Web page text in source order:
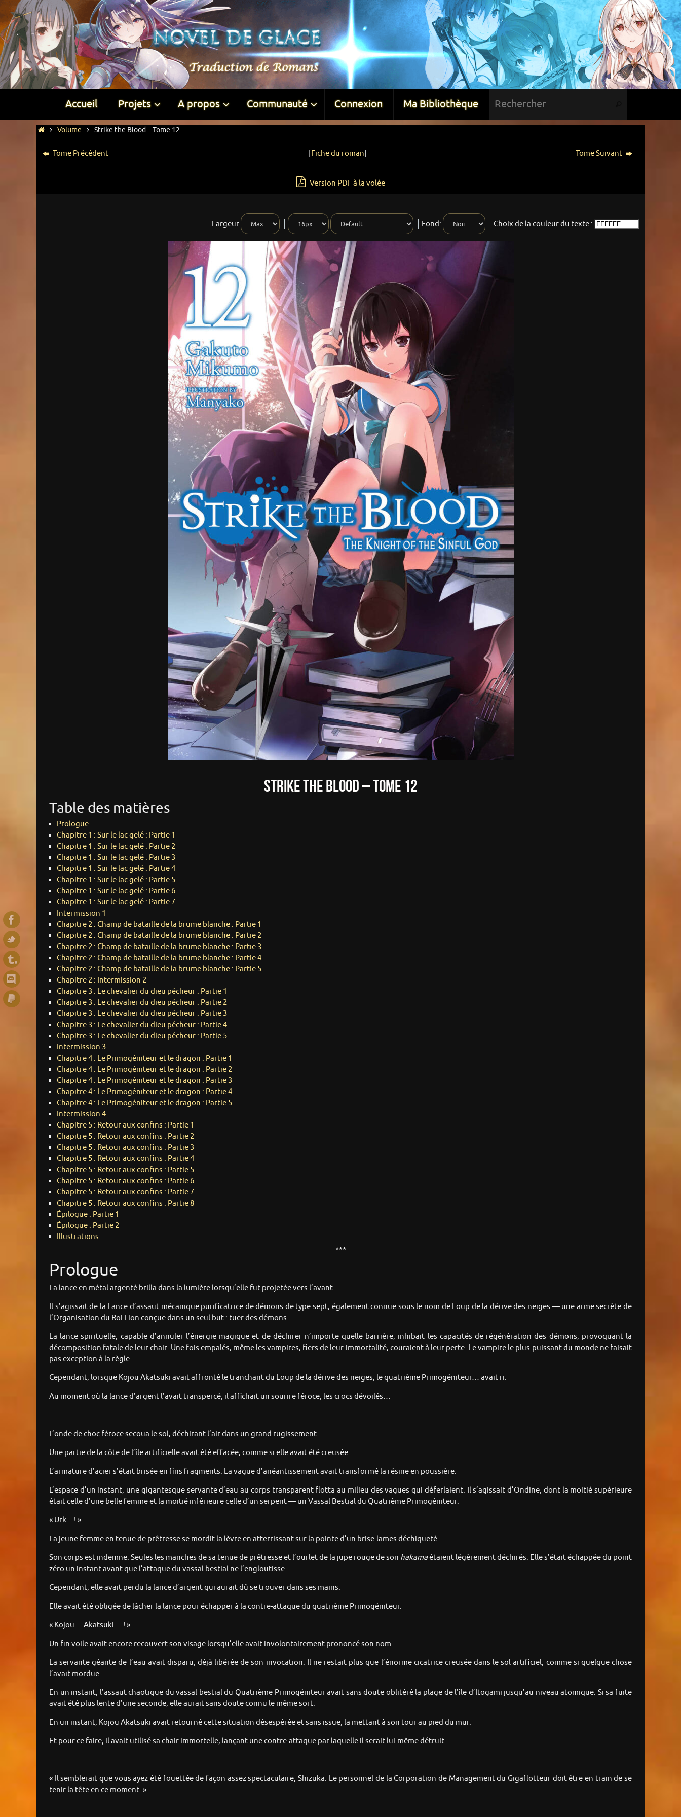
Accueil Projets A propos Communauté Connexion Ma Bibliothèque
Volume Strike the Blood – Tome 12
Tome Précédent [Fiche du roman] Tome Suivant
Version PDF à la volée
Largeur Fond: Choix de la couleur du texte :
Strike the Blood – Tome 12
Table des matières
Prologue
Chapitre 1 : Sur le lac gelé : Partie 1
Chapitre 1 : Sur le lac gelé : Partie 2
Chapitre 1 : Sur le lac gelé : Partie 3
Chapitre 1 : Sur le lac gelé : Partie 4
Chapitre 1 : Sur le lac gelé : Partie 5
Chapitre 1 : Sur le lac gelé : Partie 6
Chapitre 1 : Sur le lac gelé : Partie 7
Intermission 1
Chapitre 2 : Champ de bataille de la brume blanche : Partie 1
Chapitre 2 : Champ de bataille de la brume blanche : Partie 2
Chapitre 2 : Champ de bataille de la brume blanche : Partie 3
Chapitre 2 : Champ de bataille de la brume blanche : Partie 4
Chapitre 2 : Champ de bataille de la brume blanche : Partie 5
Chapitre 2 : Intermission 2
Chapitre 3 : Le chevalier du dieu pécheur : Partie 1
Chapitre 3 : Le chevalier du dieu pécheur : Partie 2
Chapitre 3 : Le chevalier du dieu pécheur : Partie 3
Chapitre 3 : Le chevalier du dieu pécheur : Partie 4
Chapitre 3 : Le chevalier du dieu pécheur : Partie 5
Intermission 3
Chapitre 4 : Le Primogéniteur et le dragon : Partie 1
Chapitre 4 : Le Primogéniteur et le dragon : Partie 2
Chapitre 4 : Le Primogéniteur et le dragon : Partie 3
Chapitre 4 : Le Primogéniteur et le dragon : Partie 4
Chapitre 4 : Le Primogéniteur et le dragon : Partie 5
Intermission 4
Chapitre 5 : Retour aux confins : Partie 1
Chapitre 5 : Retour aux confins : Partie 2
Chapitre 5 : Retour aux confins : Partie 3
Chapitre 5 : Retour aux confins : Partie 4
Chapitre 5 : Retour aux confins : Partie 5
Chapitre 5 : Retour aux confins : Partie 6
Chapitre 5 : Retour aux confins : Partie 7
Chapitre 5 : Retour aux confins : Partie 8
Épilogue : Partie 1
Épilogue : Partie 2
Illustrations
***
Prologue
La lance en métal argenté brilla dans la lumière lorsqu’elle fut projetée vers l’avant.
Il s’agissait de la Lance d’assaut mécanique purificatrice de démons de type sept, également connue sous le nom de Loup de la dérive des neiges — une arme secrète de
l’Organisation du Roi Lion conçue dans un seul but : tuer des démons.
La lance spirituelle, capable d’annuler l’énergie magique et de déchirer n’importe quelle barrière, inhibait les capacités de régénération des démons, provoquant la
décomposition fatale de leur chair. Une fois empalés, même les vampires, fiers de leur immortalité, couraient à leur perte. Le vampire le plus puissant du monde ne faisait
pas exception à la règle.
Cependant, lorsque Kojou Akatsuki avait affronté le tranchant du Loup de la dérive des neiges, le quatrième Primogéniteur… avait ri.
Au moment où la lance d’argent l’avait transpercé, il affichait un sourire féroce, les crocs dévoilés…
L’onde de choc féroce secoua le sol, déchirant l’air dans un grand rugissement.
Une partie de la côte de l’île artificielle avait été effacée, comme si elle avait été creusée.
L’armature d’acier s’était brisée en fins fragments. La vague d’anéantissement avait transformé la résine en poussière.
L’espace d’un instant, une gigantesque servante d’eau au corps transparent flotta au milieu des vagues qui déferlaient. Il s’agissait d’Ondine, dont la moitié supérieure
était celle d’une belle femme et la moitié inférieure celle d’un serpent — un Vassal Bestial du Quatrième Primogéniteur.
« Urk... ! »
La jeune femme en tenue de prêtresse se mordit la lèvre en atterrissant sur la pointe d’un brise-lames déchiqueté.
Son corps est indemne. Seules les manches de sa tenue de prêtresse et l’ourlet de la jupe rouge de son hakamaétaient légèrement déchirés. Elle s’était échappée du point
zéro un instant avant que l’attaque du vassal bestial ne l’engloutisse.
Cependant, elle avait perdu la lance d’argent qui aurait dû se trouver dans ses mains.
Elle avait été obligée de lâcher la lance pour échapper à la contre-attaque du quatrième Primogéniteur.
« Kojou… Akatsuki… ! »
Un fin voile avait encore recouvert son visage lorsqu’elle avait involontairement prononcé son nom.
La servante géante de l’eau avait disparu, déjà libérée de son invocation. Il ne restait plus que l’énorme cicatrice creusée dans le sol artificiel, comme si quelque chose
l’avait mordue.
En un instant, l’assaut chaotique du vassal bestial du Quatrième Primogéniteur avait sans doute oblitéré la plage de l’île d’Itogami jusqu’au niveau atomique. Si sa fuite
avait été plus lente d’une seconde, elle aurait sans doute connu le même sort.
En un instant, Kojou Akatsuki avait retourné cette situation désespérée et sans issue, la mettant à son tour au pied du mur.
Et pour ce faire, il avait utilisé sa chair immortelle, lançant une contre-attaque par laquelle il serait lui-même détruit.
« Il semblerait que vous ayez été fouettée de façon assez spectaculaire, Shizuka. Le personnel de la Corporation de Management du Gigaflotteur doit être en train de se
tenir la tête en ce moment. »